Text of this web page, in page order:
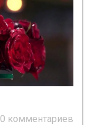
0 комментариев